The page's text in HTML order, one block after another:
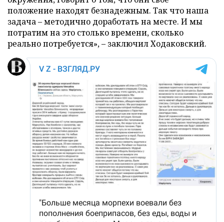
положение находят безнадежным. Так что наша
задача – методично доработать на месте. И мы
потратим на это столько времени, сколько
реально потребуется», – заключил Ходаковский.